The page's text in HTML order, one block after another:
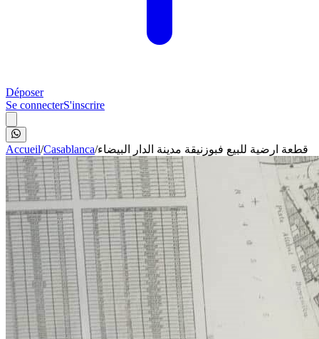
Déposer
Se connecterS'inscrire
Accueil/Casablanca/قطعة ارضية للبيع فبوزنيقة مدينة الدار البيضاء